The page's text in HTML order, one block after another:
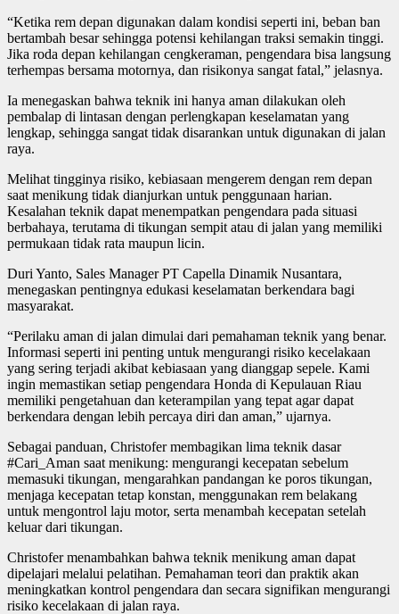
“Ketika rem depan digunakan dalam kondisi seperti ini, beban ban
bertambah besar sehingga potensi kehilangan traksi semakin tinggi.
Jika roda depan kehilangan cengkeraman, pengendara bisa langsung
terhempas bersama motornya, dan risikonya sangat fatal,” jelasnya.
Ia menegaskan bahwa teknik ini hanya aman dilakukan oleh
pembalap di lintasan dengan perlengkapan keselamatan yang
lengkap, sehingga sangat tidak disarankan untuk digunakan di jalan
raya.
Melihat tingginya risiko, kebiasaan mengerem dengan rem depan
saat menikung tidak dianjurkan untuk penggunaan harian.
Kesalahan teknik dapat menempatkan pengendara pada situasi
berbahaya, terutama di tikungan sempit atau di jalan yang memiliki
permukaan tidak rata maupun licin.
Duri Yanto, Sales Manager PT Capella Dinamik Nusantara,
menegaskan pentingnya edukasi keselamatan berkendara bagi
masyarakat.
“Perilaku aman di jalan dimulai dari pemahaman teknik yang benar.
Informasi seperti ini penting untuk mengurangi risiko kecelakaan
yang sering terjadi akibat kebiasaan yang dianggap sepele. Kami
ingin memastikan setiap pengendara Honda di Kepulauan Riau
memiliki pengetahuan dan keterampilan yang tepat agar dapat
berkendara dengan lebih percaya diri dan aman,” ujarnya.
Sebagai panduan, Christofer membagikan lima teknik dasar
#Cari_Aman saat menikung: mengurangi kecepatan sebelum
memasuki tikungan, mengarahkan pandangan ke poros tikungan,
menjaga kecepatan tetap konstan, menggunakan rem belakang
untuk mengontrol laju motor, serta menambah kecepatan setelah
keluar dari tikungan.
Christofer menambahkan bahwa teknik menikung aman dapat
dipelajari melalui pelatihan. Pemahaman teori dan praktik akan
meningkatkan kontrol pengendara dan secara signifikan mengurangi
risiko kecelakaan di jalan raya.